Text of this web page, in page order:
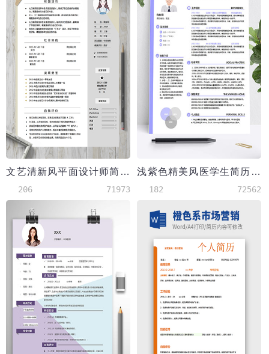
文艺清新风平面设计师简历模板
206 71973
浅紫色精美风医学生简历模板
182 72562